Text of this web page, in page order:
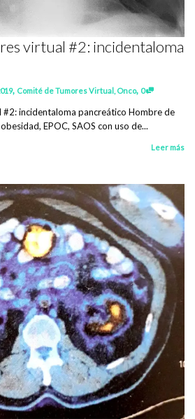
virtual #2: incidentaloma
, Comité de Tumores Virtual , Onco, 0
incidentaloma pancreático Hombre de
EPOC, SAOS con uso de...
Leer más